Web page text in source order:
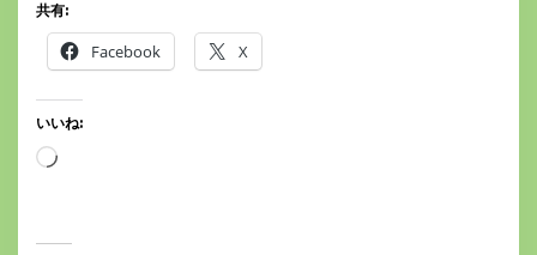
共有:
Facebook X
いいね:
読
中…